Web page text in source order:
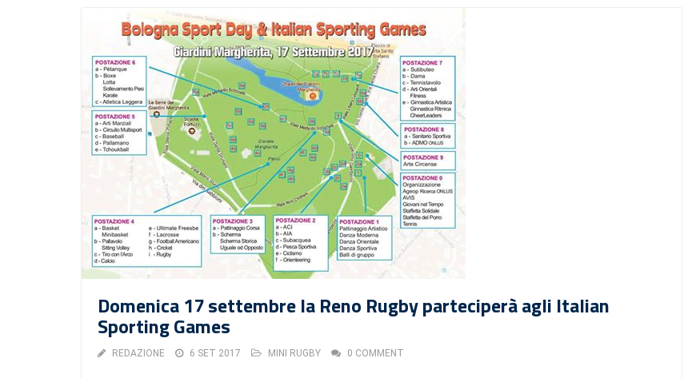
Domenica 17 settembre la Reno Rugby parteciperà agli Italian
Sporting Games
REDAZIONE 6 SET 2017 MINI RUGBY 0 COMMENT